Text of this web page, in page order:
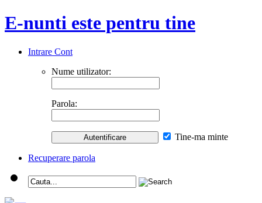
E-nunti este pentru tine
Intrare Cont
Nume utilizator:
Parola:
Tine-ma minte
Recuperare parola